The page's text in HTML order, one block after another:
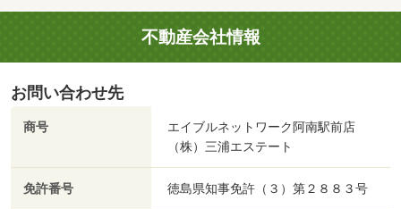
不動産会社情報
お問い合わせ先
商号
エイブルネットワーク阿南駅前店
（株）三浦エステート
免許番号 徳島県知事免許（３）第２８８３号